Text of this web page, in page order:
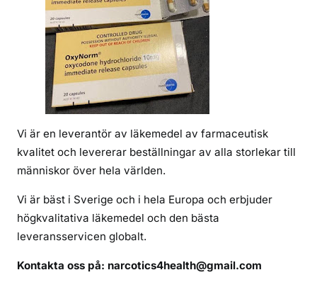
n
B
s
ä
l
l
n
o
m
Vi är en leverantör av läkemedel av farmaceutisk
kvalitet och levererar beställningar av alla storlekar till
människor över hela världen.
Vi är bäst i Sverige och i hela Europa och erbjuder
högkvalitativa läkemedel och den bästa
leveransservicen globalt.
Kontakta oss på: narcotics4health@gmail.com